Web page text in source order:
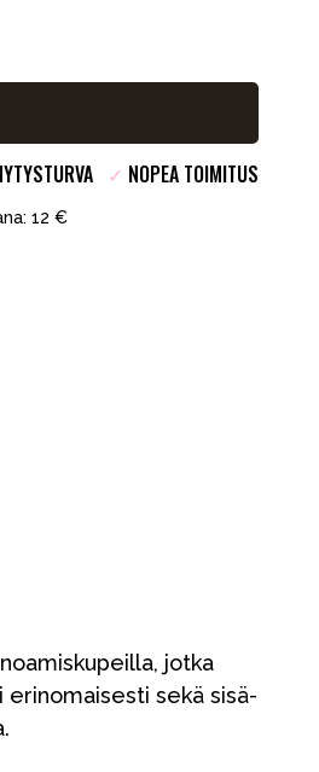
✓ NOPEA TOIMITUS
12 €
jotka
erinomaisesti sekä sisä-